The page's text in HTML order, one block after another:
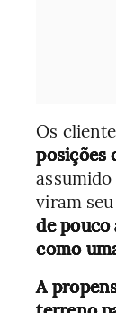
Os
posições
viram
de
como
A